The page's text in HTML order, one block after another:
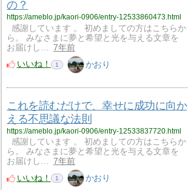
の？
https://ameblo.jp/kaori-0906/entry-12533860473.html
感謝しています 。 初めましての方はこちらか
ら。 みなさまに夢と希望と光を与える文章を
お届けし…
7年前
いいね！
1 かおり
これを読むだけで、幸せに成功に向か
える不思議な法則
https://ameblo.jp/kaori-0906/entry-12533837720.html
感謝しています 。 初めましての方はこちらか
ら。 みなさまに夢と希望と光を与える文章を
お届けし…
7年前
いいね！
1 かおり